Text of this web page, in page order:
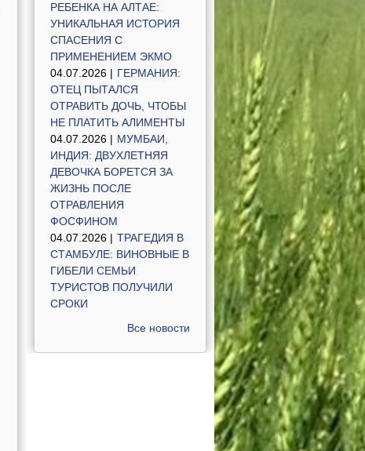
РЕБЕНКА НА АЛТАЕ:
УНИКАЛЬНАЯ ИСТОРИЯ
СПАСЕНИЯ С
ПРИМЕНЕНИЕМ ЭКМО
04.07.2026 | ГЕРМАНИЯ:
ОТЕЦ ПЫТАЛСЯ
ОТРАВИТЬ ДОЧЬ, ЧТОБЫ
НЕ ПЛАТИТЬ АЛИМЕНТЫ
04.07.2026 | МУМБАИ,
ИНДИЯ: ДВУХЛЕТНЯЯ
ДЕВОЧКА БОРЕТСЯ ЗА
ЖИЗНЬ ПОСЛЕ
ОТРАВЛЕНИЯ
ФОСФИНОМ
04.07.2026 | ТРАГЕДИЯ В
СТАМБУЛЕ: ВИНОВНЫЕ В
ГИБЕЛИ СЕМЬИ
ТУРИСТОВ ПОЛУЧИЛИ
СРОКИ
Все новости